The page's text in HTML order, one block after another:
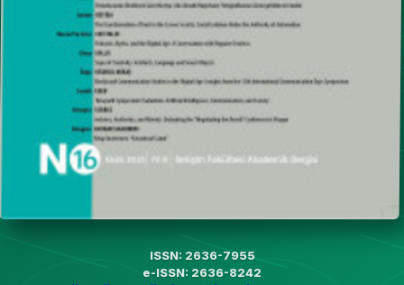
ISSN: 2636-7955
e-ISSN: 2636-8242